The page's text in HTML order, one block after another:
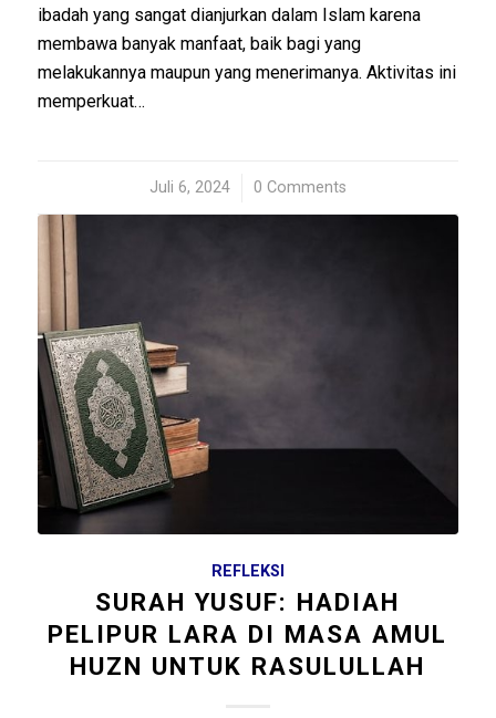
ibadah yang sangat dianjurkan dalam Islam karena
membawa banyak manfaat, baik bagi yang
melakukannya maupun yang menerimanya. Aktivitas ini
memperkuat…
Juli 6, 2024
/ 0 Comments
REFLEKSI
SURAH YUSUF: HADIAH
PELIPUR LARA DI MASA AMUL
HUZN UNTUK RASULULLAH